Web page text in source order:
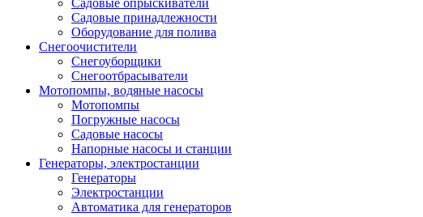
Садовые опрыскиватели
Садовые принадлежности
Оборудование для полива
Снегоочистители
Снегоуборщики
Снегоотбрасыватели
Мотопомпы, водяные насосы
Мотопомпы
Погружные насосы
Садовые насосы
Напорные насосы и станции
Генераторы, электростанции
Генераторы
Электростанции
Автоматика для генераторов